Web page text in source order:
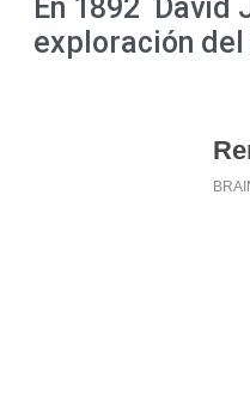
En 1892 David
exploración del